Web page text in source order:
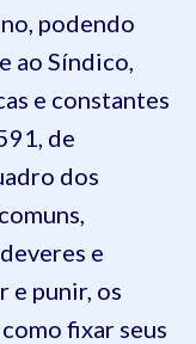
podendo
ao Síndico,
e constantes
de
dos
e
e punir, os
fixar seus